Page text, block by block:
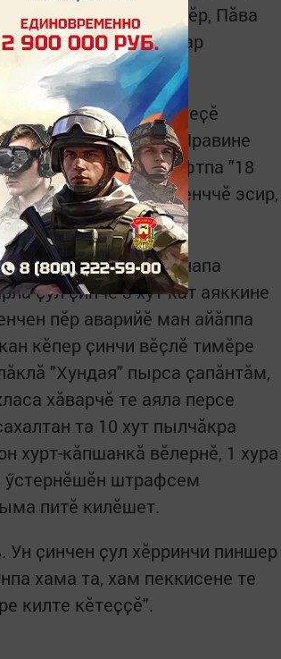
лайӑх пӗлеттӗмӗр, Пӑва
искра илме пӗрре мар
ял путпулӗн кучченеҫӗ
документ ҫине. Правине
унта аяла вӗтӗ шрифтпа "18
ҫырса хунӑ. Пӗлсенччӗ эсир,
ӗнтӗ 4-мӗш машинапа
ҫул ҫинче 3 хут кат аяккине
пӗр аварийӗ ман айӑппа
кӗпер ҫинчи вӗҫлӗ тимӗре
"Хундая" пырса ҫапӑнтӑм,
хӑварчӗ те аяла персе
та 10 хут пылчӑкра
хурт-кӑпшанкӑ вӗлернӗ, 1 хура
ӳстернӗшӗн штрафсем
питӗ килӗшет.
Ун ҫинчен ҫул хӗрринчи пиншер
хама та, хам пеккисене те
килте кӗтеҫҫӗ".